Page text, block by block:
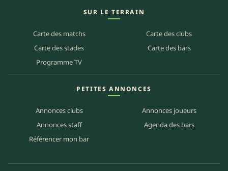
SUR LE TERRAIN
Carte des matchs
Carte des clubs
Carte des stades
Carte des bars
Programme TV
PETITES ANNONCES
Annonces clubs
Annonces joueurs
Annonces staff
Agenda des bars
Référencer mon bar